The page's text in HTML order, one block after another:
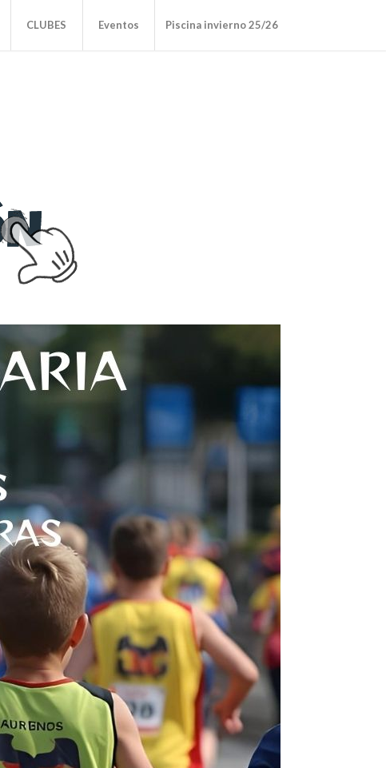
CLUBES Eventos Piscina invierno 25/26